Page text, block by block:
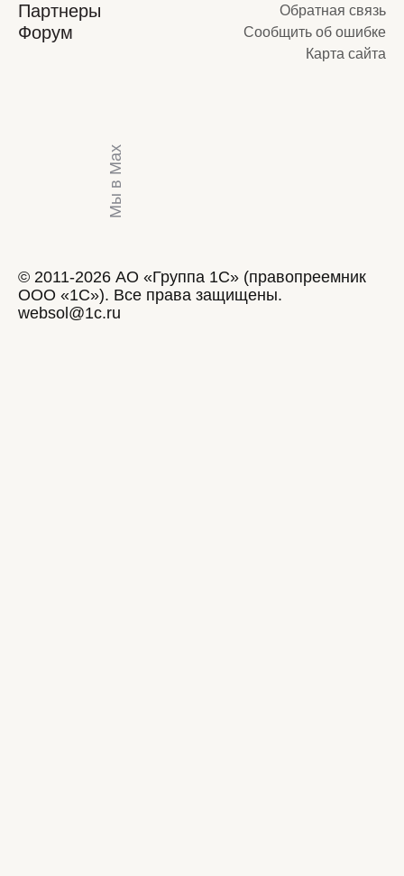
Партнеры
Форум
Обратная связь
Сообщить об ошибке
Карта сайта
Мы в Max
© 2011-2026 АО «Группа 1С» (правопреемник
ООО «1С»). Все права защищены.
websol@1c.ru